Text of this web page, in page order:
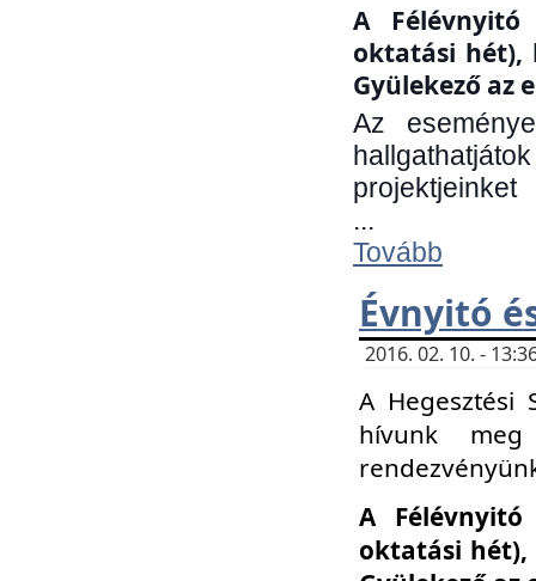
A
oktatási hét),
Gyülekező az
Az
projektjeinket
...
Tovább
Évnyitó
2016. 02. 10. -
A Hegesztési
hívunk
A
oktatási hét),